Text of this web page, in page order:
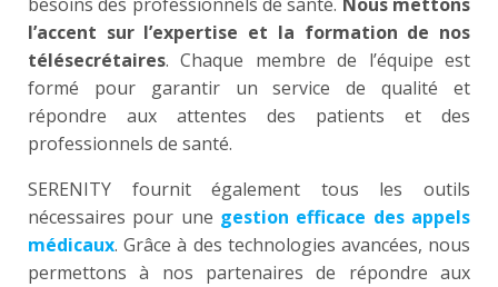
l’accent sur l’expertise et la formation de nos
télésecrétaires. Chaque membre de l’équipe est
formé pour garantir un service de qualité et
répondre aux attentes des patients et des
professionnels de santé.
SERENITY fournit également tous les outils
nécessaires pour une gestion efficace des appels
médicaux. Grâce à des technologies avancées, nous
permettons à nos partenaires de répondre aux